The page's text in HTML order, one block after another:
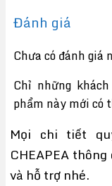
Đánh giá
Chưa có đánh giá
Chỉ những
phẩm này mới có
Mọi chi tiết
CHEAPEA
và hỗ trợ nhé.